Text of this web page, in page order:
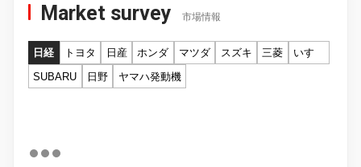
Market survey 市場情報
日経 トヨタ 日産 ホンダ マツダ スズキ 三菱
いすゞ
SUBARU
日野 ヤマハ発動機